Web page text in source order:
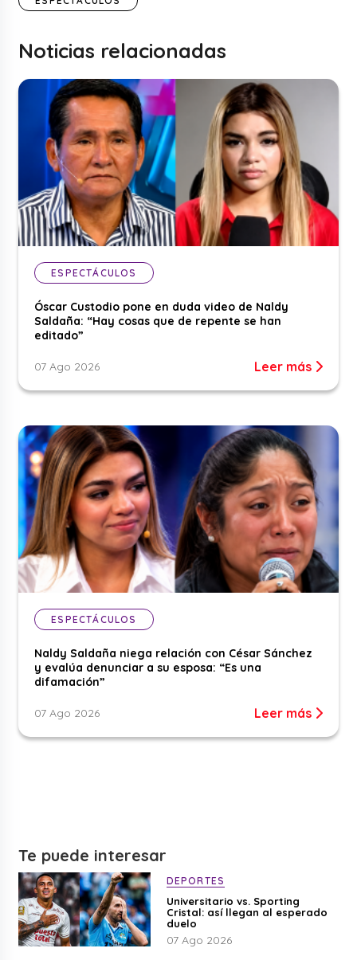
Noticias relacionadas
ESPECTÁCULOS
Óscar Custodio pone en duda video de Naldy
Saldaña: “Hay cosas que de repente se han
editado”
07 Ago 2026 Leer más
ESPECTÁCULOS
Naldy Saldaña niega relación con César Sánchez
y evalúa denunciar a su esposa: “Es una
difamación”
07 Ago 2026 Leer más
Te puede interesar
DEPORTES
Universitario vs. Sporting
Cristal: así llegan al esperado
duelo
07 Ago 2026